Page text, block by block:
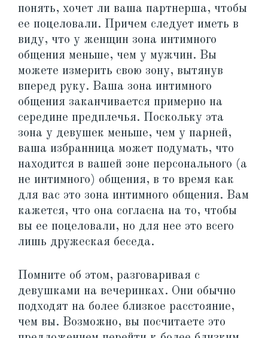
понять, хочет ли ваша партнерша, чтобы
ее поцеловали. Причем следует иметь в
виду, что у женщин зона интимного
общения меньше, чем у мужчин. Вы
можете измерить свою зону, вытянув
вперед руку. Ваша зона интимного
общения заканчивается примерно на
середине предплечья. Поскольку эта
зона у девушек меньше, чем у парней,
ваша избранница может подумать, что
находится в вашей зоне персонального (а
не интимного) общения, в то время как
для вас это зона интимного общения. Вам
кажется, что она согласна на то, чтобы
вы ее поцеловали, но для нее это всего
лишь дружеская беседа.
Помните об этом, разговаривая с
девушками на вечеринках. Они обычно
подходят на более близкое расстояние,
чем вы. Возможно, вы посчитаете это